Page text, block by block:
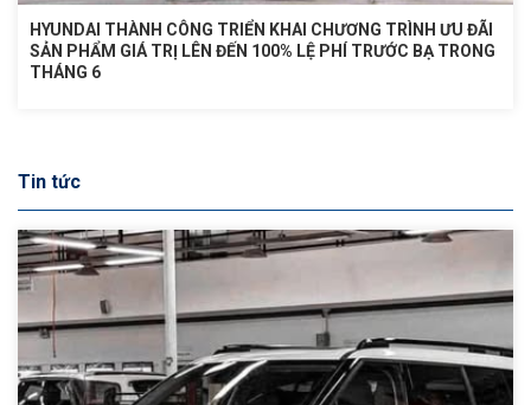
HYUNDAI THÀNH CÔNG TRIỂN KHAI CHƯƠNG TRÌNH ƯU ĐÃI
SẢN PHẨM GIÁ TRỊ LÊN ĐẾN 100% LỆ PHÍ TRƯỚC BẠ TRONG
THÁNG 6
Tin tức